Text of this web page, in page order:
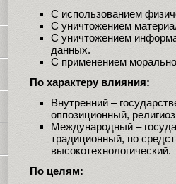
С использованием
С уничтожением
С уничтожением
данных.
С применением
По характеру влияния:
Внутренний –
оппозиционный,
Международный –
традиционный, по
высокотехнологический.
По целям: